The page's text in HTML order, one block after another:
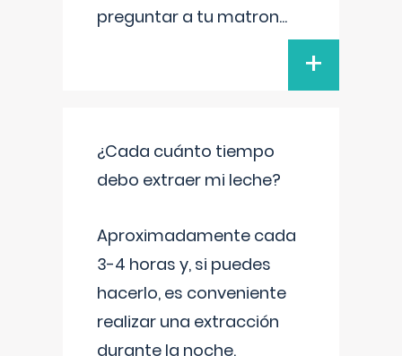
preguntar a tu matron...
+
¿Cada cuánto tiempo
debo extraer mi leche?
Aproximadamente cada
3-4 horas y, si puedes
hacerlo, es conveniente
realizar una extracción
durante la noche.